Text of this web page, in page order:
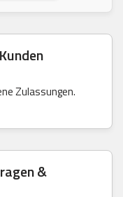
Zulassungen.
&